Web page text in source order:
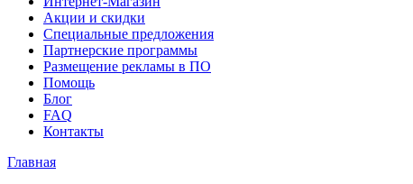
Акции и скидки
Специальные предложения
Партнерские программы
Размещение рекламы в ПО
Помощь
Блог
FAQ
Контакты
Главная